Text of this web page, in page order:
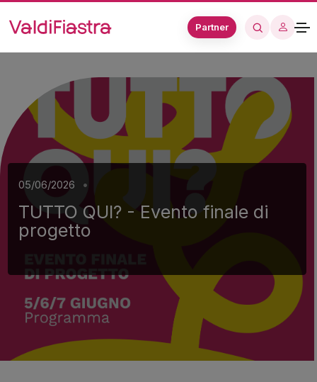
Partner
05/06/2026 •
TUTTO QUI? - Evento finale di
progetto